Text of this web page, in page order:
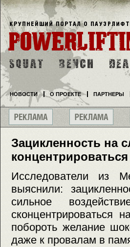
Зацикленность на
Исследователи из
выяснили:
сильное
сконцентрироваться
побороть желание
даже к провалам в
НОВОСТИ О ПРОЕКТЕ ПАРТНЕРЫ